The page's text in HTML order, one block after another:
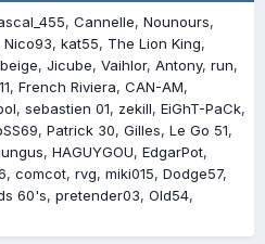
Cannelle Nounours
Nico93 kat55
The Lion King
Jicube Vaihlor Antony run
French Riviera CAN-AM
sebastien 01 zekill EiGhT-PaCk
Patrick 30 Gilles Le Go 51
HAGUYGOU EdgarPot
comcot rvg miki015 Dodge57
60's pretender03 Old54